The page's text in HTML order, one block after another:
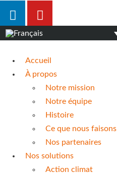
Accueil
À propos
Notre mission
Notre équipe
Histoire
Ce que nous faisons
Nos partenaires
Nos solutions
Action climat